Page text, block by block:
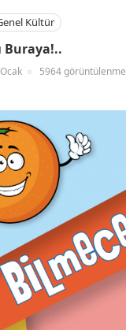
Kültür
Buraya!..
5964 görüntülenme